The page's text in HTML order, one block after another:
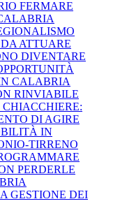
FERMARE
ATTUARE
DIVENTARE
CALABRIA
RINVIABILE
DI AGIRE
IN
TIRRENO
PERDERLE
GESTIONE DEI